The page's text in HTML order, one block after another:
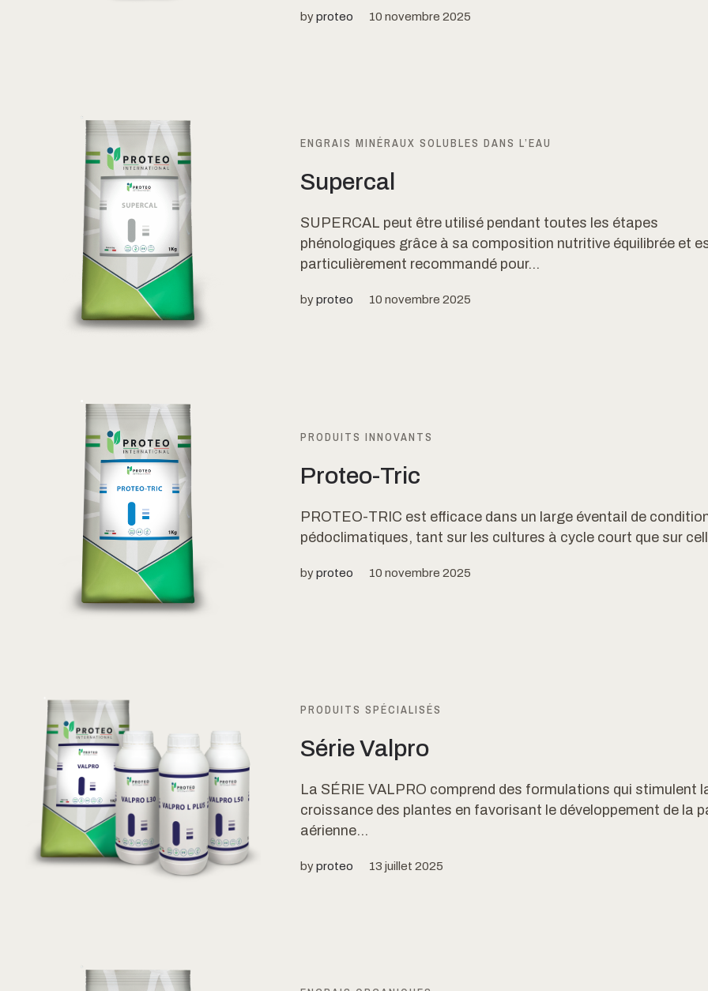
byproteo 10 novembre 2025
ENGRAIS MINÉRAUX SOLUBLES DANS L’EAU
Supercal
SUPERCAL peut être utilisé pendant toutes les étapes
phénologiques grâce à sa composition nutritive équilibrée et
particulièrement recommandé pour...
byproteo 10 novembre 2025
PRODUITS INNOVANTS
Proteo-Tric
PROTEO-TRIC est efficace dans un large éventail de
pédoclimatiques, tant sur les cultures à cycle court que sur
byproteo 10 novembre 2025
PRODUITS SPÉCIALISÉS
Série Valpro
La SÉRIE VALPRO comprend des formulations qui stimulent
croissance des plantes en favorisant le développement de la
aérienne...
byproteo 13 juillet 2025